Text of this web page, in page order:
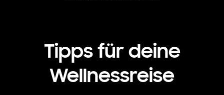
Tipps für deine
Wellnessreise